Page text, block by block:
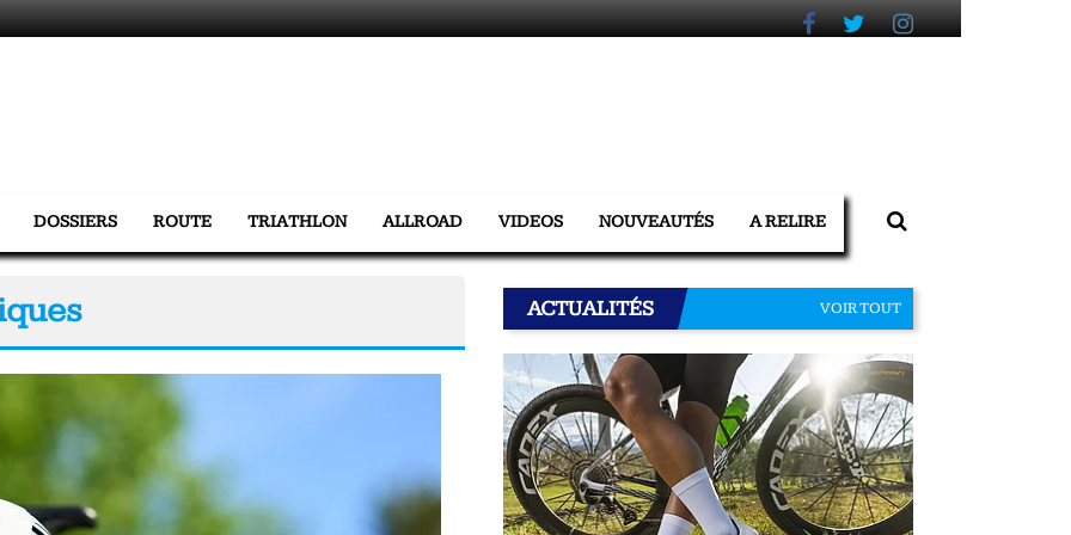
DOSSIERS ROUTE TRIATHLON ALLROAD VIDEOS NOUVEAUTÉS A RELIRE
ACTUALITÉS VOIR TOUT